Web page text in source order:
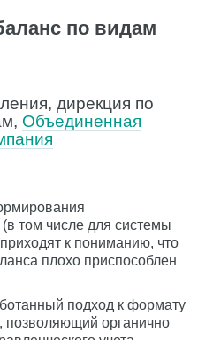
по видам
дирекция по
Объединенная
том числе для системы
к пониманию, что
плохо приспособлен
подход к формату
позволяющий органично